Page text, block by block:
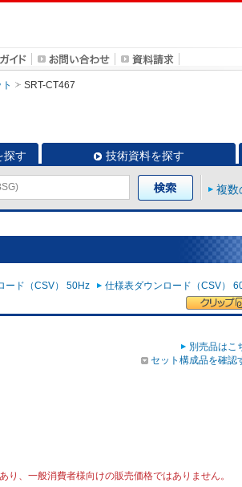
SRT-CT467
探す 技術資料を探す
複数
ード（CSV） 50Hz 仕様表ダウンロード（CSV）
別売品はこ
セット構成品を確認
、一般消費者様向けの販売価格ではありません。